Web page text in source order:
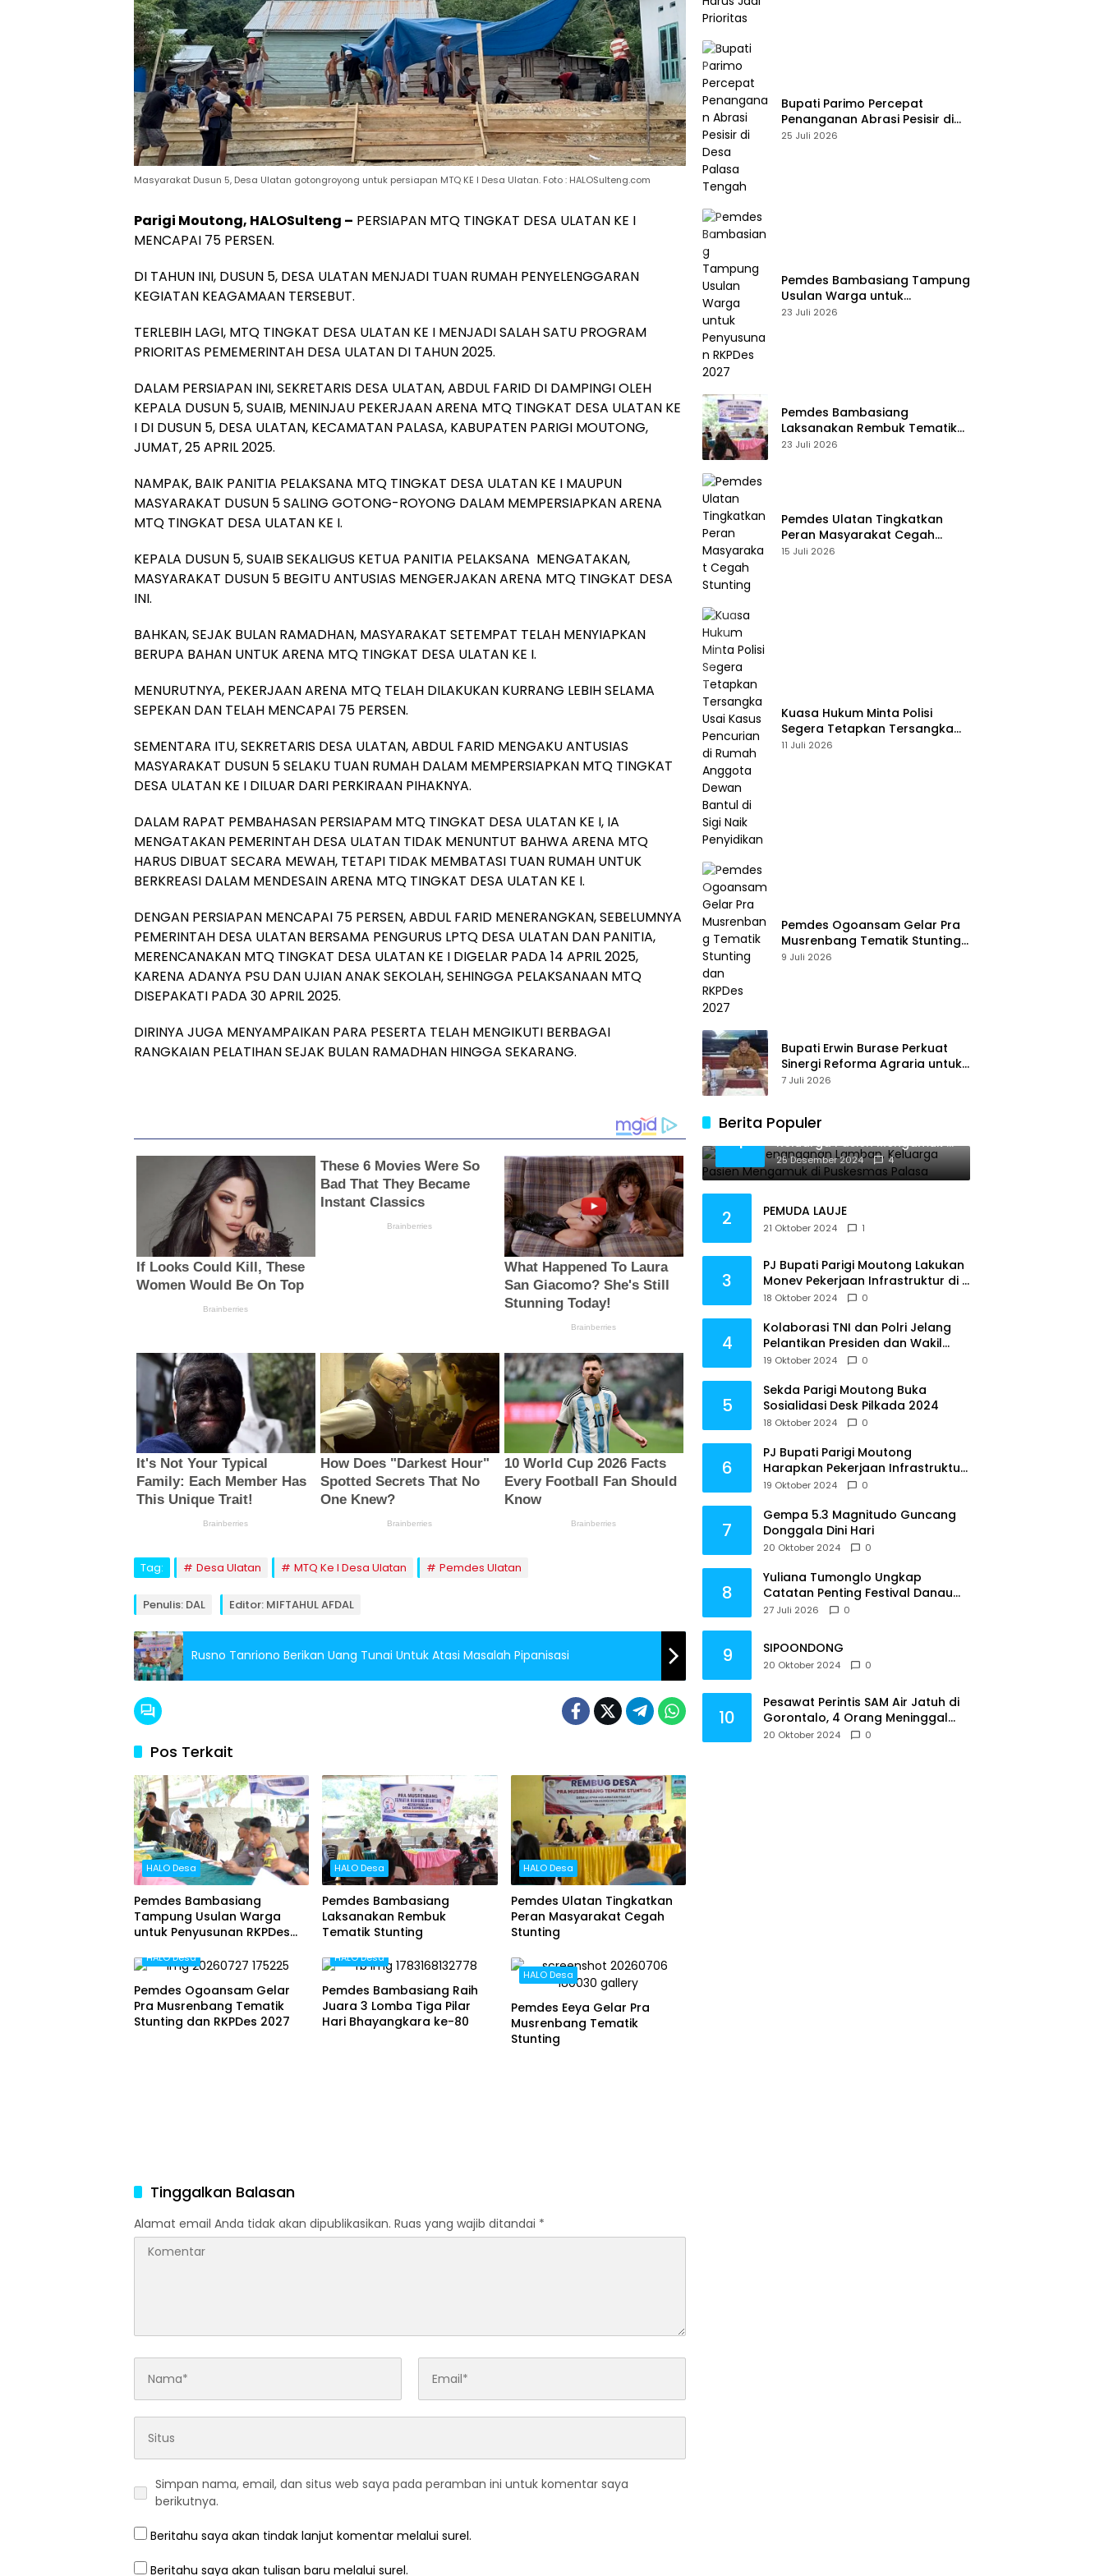
Masyarakat Dusun 5, Desa Ulatan gotongroyong untuk persiapan MTQ KE I Desa Ulatan. Foto : HALOSulteng.com
Parigi Moutong, HALOSulteng – PERSIAPAN MTQ TINGKAT DESA ULATAN KE I
MENCAPAI 75 PERSEN.
DI TAHUN INI, DUSUN 5, DESA ULATAN MENJADI TUAN RUMAH PENYELENGGARAN
KEGIATAN KEAGAMAAN TERSEBUT.
TERLEBIH LAGI, MTQ TINGKAT DESA ULATAN KE I MENJADI SALAH SATU PROGRAM
PRIORITAS PEMEMERINTAH DESA ULATAN DI TAHUN 2025.
DALAM PERSIAPAN INI, SEKRETARIS DESA ULATAN, ABDUL FARID DI DAMPINGI OLEH
KEPALA DUSUN 5, SUAIB, MENINJAU PEKERJAAN ARENA MTQ TINGKAT DESA ULATAN KE
I DI DUSUN 5, DESA ULATAN, KECAMATAN PALASA, KABUPATEN PARIGI MOUTONG,
JUMAT, 25 APRIL 2025.
NAMPAK, BAIK PANITIA PELAKSANA MTQ TINGKAT DESA ULATAN KE I MAUPUN
MASYARAKAT DUSUN 5 SALING GOTONG-ROYONG DALAM MEMPERSIAPKAN ARENA
MTQ TINGKAT DESA ULATAN KE I.
KEPALA DUSUN 5, SUAIB SEKALIGUS KETUA PANITIA PELAKSANA MENGATAKAN,
MASYARAKAT DUSUN 5 BEGITU ANTUSIAS MENGERJAKAN ARENA MTQ TINGKAT DESA
INI.
BAHKAN, SEJAK BULAN RAMADHAN, MASYARAKAT SETEMPAT TELAH MENYIAPKAN
BERUPA BAHAN UNTUK ARENA MTQ TINGKAT DESA ULATAN KE I.
MENURUTNYA, PEKERJAAN ARENA MTQ TELAH DILAKUKAN KURRANG LEBIH SELAMA
SEPEKAN DAN TELAH MENCAPAI 75 PERSEN.
SEMENTARA ITU, SEKRETARIS DESA ULATAN, ABDUL FARID MENGAKU ANTUSIAS
MASYARAKAT DUSUN 5 SELAKU TUAN RUMAH DALAM MEMPERSIAPKAN MTQ TINGKAT
DESA ULATAN KE I DILUAR DARI PERKIRAAN PIHAKNYA.
DALAM RAPAT PEMBAHASAN PERSIAPAM MTQ TINGKAT DESA ULATAN KE I, IA
MENGATAKAN PEMERINTAH DESA ULATAN TIDAK MENUNTUT BAHWA ARENA MTQ
HARUS DIBUAT SECARA MEWAH, TETAPI TIDAK MEMBATASI TUAN RUMAH UNTUK
BERKREASI DALAM MENDESAIN ARENA MTQ TINGKAT DESA ULATAN KE I.
DENGAN PERSIAPAN MENCAPAI 75 PERSEN, ABDUL FARID MENERANGKAN, SEBELUMNYA
PEMERINTAH DESA ULATAN BERSAMA PENGURUS LPTQ DESA ULATAN DAN PANITIA,
MERENCANAKAN MTQ TINGKAT DESA ULATAN KE I DIGELAR PADA 14 APRIL 2025,
KARENA ADANYA PSU DAN UJIAN ANAK SEKOLAH, SEHINGGA PELAKSANAAN MTQ
DISEPAKATI PADA 30 APRIL 2025.
DIRINYA JUGA MENYAMPAIKAN PARA PESERTA TELAH MENGIKUTI BERBAGAI
RANGKAIAN PELATIHAN SEJAK BULAN RAMADHAN HINGGA SEKARANG.
Tag: Desa Ulatan MTQ Ke I Desa Ulatan Pemdes Ulatan
Penulis: DAL Editor: MIFTAHUL AFDAL
Rusno Tanriono Berikan Uang Tunai Untuk Atasi Masalah Pipanisasi
Pos Terkait
HALO Desa
Pemdes Bambasiang
Tampung Usulan Warga
untuk Penyusunan RKPDes
HALO Desa
Pemdes Bambasiang
Laksanakan Rembuk
Tematik Stunting
HALO Desa
Pemdes Ulatan Tingkatkan
Peran Masyarakat Cegah
Stunting
HALO Desa
Pemdes Ogoansam Gelar
Pra Musrenbang Tematik
Stunting dan RKPDes 2027
HALO Desa
Pemdes Bambasiang Raih
Juara 3 Lomba Tiga Pilar
Hari Bhayangkara ke-80
HALO Desa
Pemdes Eeya Gelar Pra
Musrenbang Tematik
Stunting
Tinggalkan Balasan
Alamat email Anda tidak akan dipublikasikan. Ruas yang wajib ditandai *
Simpan nama, email, dan situs web saya pada peramban ini untuk komentar saya
berikutnya.
Beritahu saya akan tindak lanjut komentar melalui surel.
Beritahu saya akan tulisan baru melalui surel.
Bupati Parimo Percepat
Penanganan Abrasi Pesisir di
Desa Palasa Tengah
25 Juli 2026
Pemdes Bambasiang Tampung
Usulan Warga untuk
Penyusunan RKPDes 2027
23 Juli 2026
Pemdes Bambasiang
Laksanakan Rembuk Tematik
Stunting
23 Juli 2026
Pemdes Ulatan Tingkatkan
Peran Masyarakat Cegah
Stunting
15 Juli 2026
Kuasa Hukum Minta Polisi
Segera Tetapkan Tersangka
Usai Kasus Pencurian di Rumah
11 Juli 2026
Pemdes Ogoansam Gelar Pra
Musrenbang Tematik Stunting
dan RKPDes 2027
9 Juli 2026
Bupati Erwin Burase Perkuat
Sinergi Reforma Agraria untuk
Kepastian Hak Atas Tanah
7 Juli 2026
Berita Populer
1
Diduga Penanganan Lamban,
Keluarga Pasien Mengamuk di
Puskesmas Palasa
25 Desember 2024 4
2 PEMUDA LAUJE
21 Oktober 2024 1
3
PJ Bupati Parigi Moutong Lakukan
Monev Pekerjaan Infrastruktur di 3
Kecamatan
18 Oktober 2024 0
4
Kolaborasi TNI dan Polri Jelang
Pelantikan Presiden dan Wakil
Presiden RI
19 Oktober 2024 0
5
Sekda Parigi Moutong Buka
Sosialidasi Desk Pilkada 2024
18 Oktober 2024 0
6
PJ Bupati Parigi Moutong
Harapkan Pekerjaan Infrastruktur
Tepat Waktu
19 Oktober 2024 0
7
Gempa 5.3 Magnitudo Guncang
Donggala Dini Hari
20 Oktober 2024 0
8
Yuliana Tumonglo Ungkap
Catatan Penting Festival Danau
Lindu: Parkir hingga Toilet Harus
27 Juli 2026 0
9 SIPOONDONG
20 Oktober 2024 0
10
Pesawat Perintis SAM Air Jatuh di
Gorontalo, 4 Orang Meninggal
Dunia
20 Oktober 2024 0